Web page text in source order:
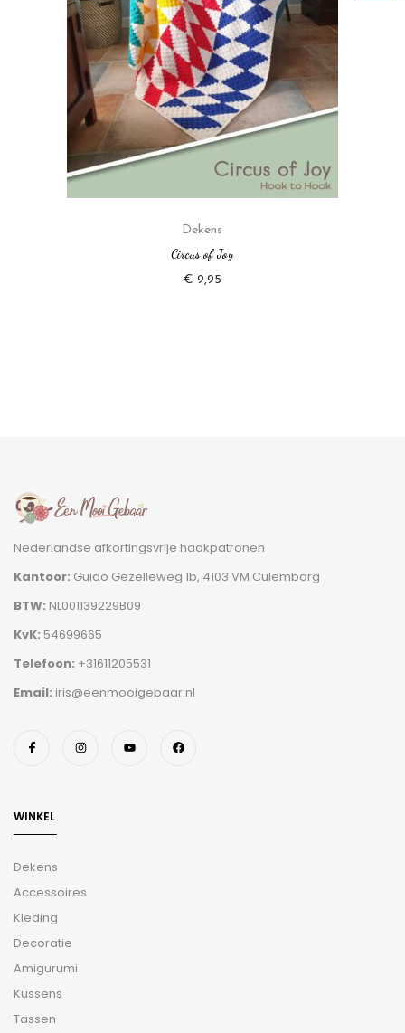
Dekens
Circus of Joy
€ 9,95
Nederlandse afkortingsvrije haakpatronen
Kantoor: Guido Gezelleweg 1b, 4103 VM Culemborg
BTW: NL001139229B09
KvK: 54699665
Telefoon: +31611205531
Email: iris@eenmooigebaar.nl
WINKEL
Dekens
Accessoires
Kleding
Decoratie
Amigurumi
Kussens
Tassen